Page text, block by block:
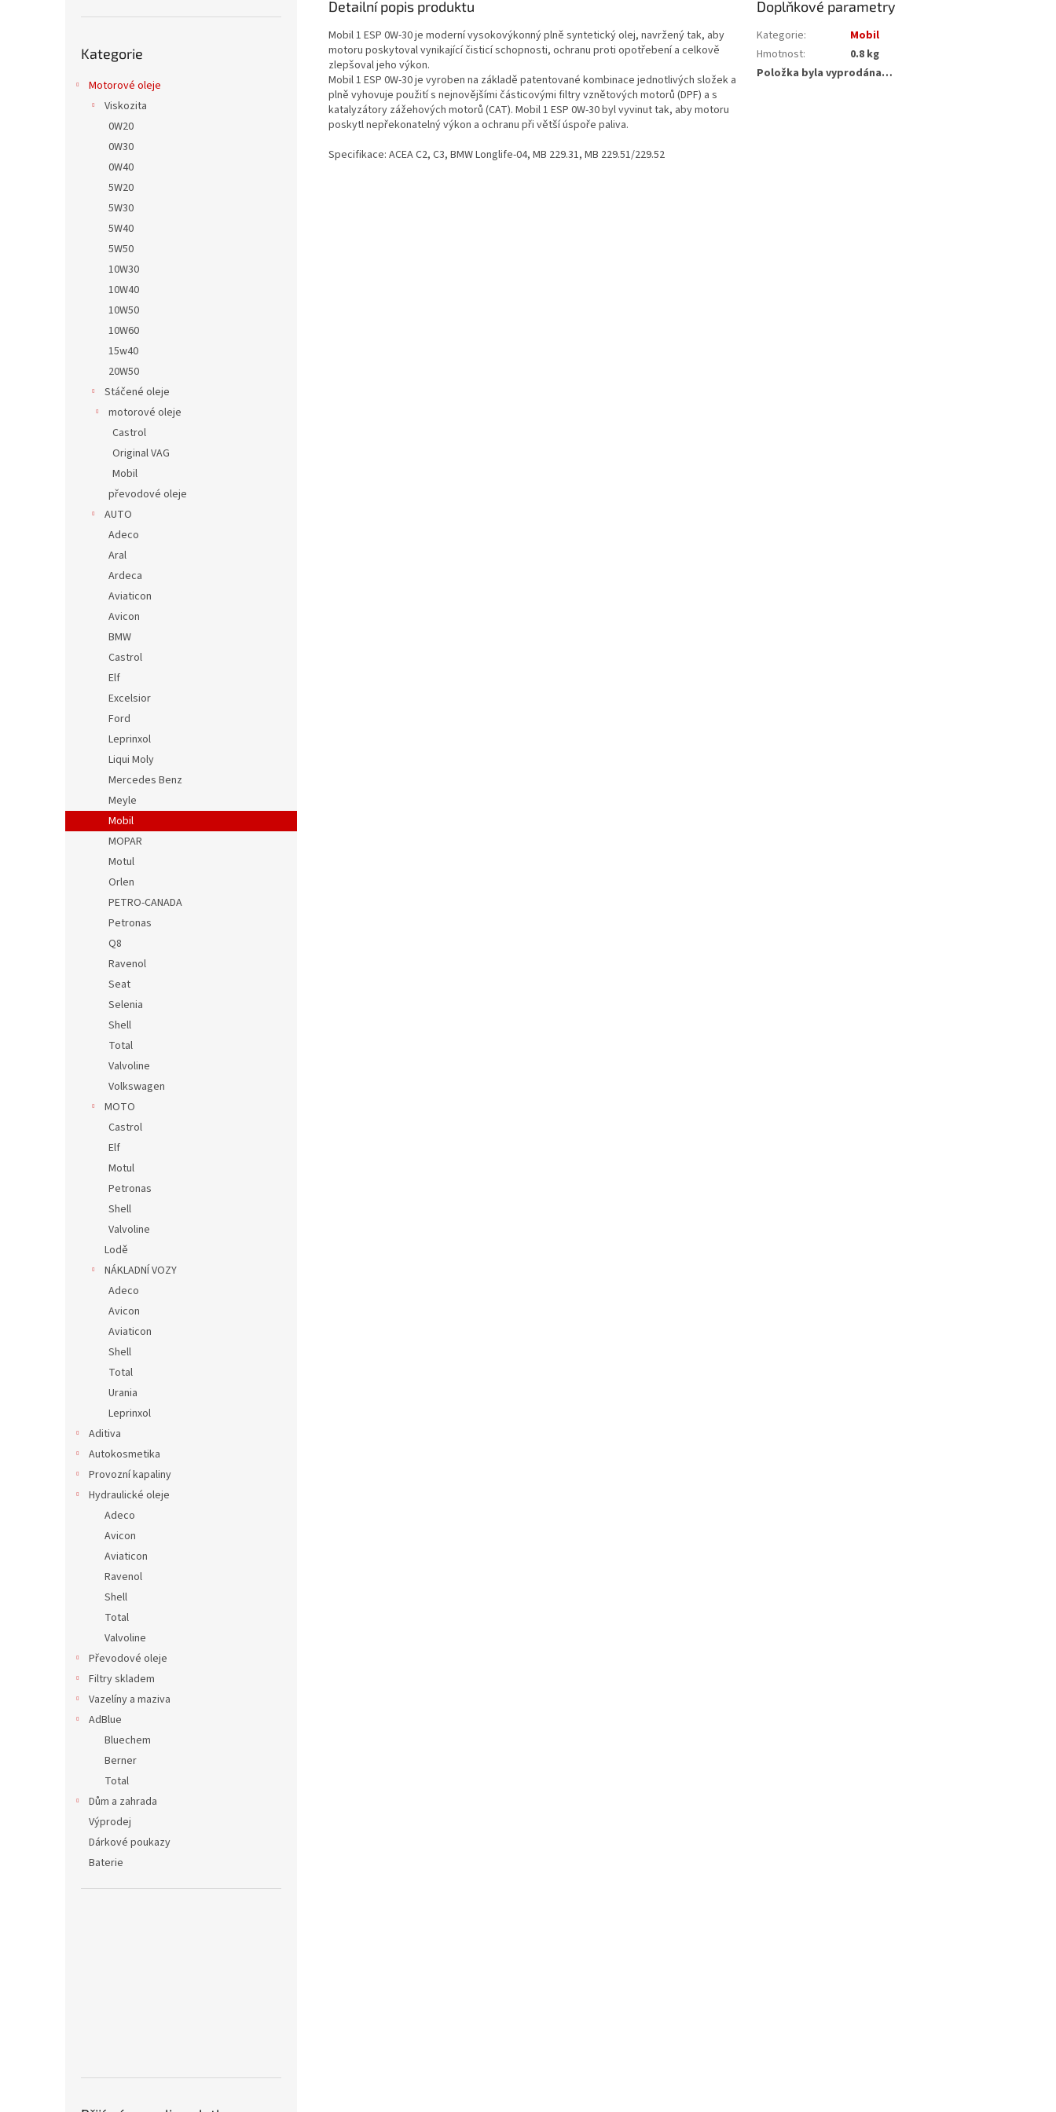
kategorie
Kategorie
Motorové oleje
Viskozita
0W20
0W30
0W40
5W20
5W30
5W40
5W50
10W30
10W40
10W50
10W60
15w40
20W50
Stáčené oleje
motorové oleje
Castrol
Original VAG
Mobil
převodové oleje
AUTO
Adeco
Aral
Ardeca
Aviaticon
Avicon
BMW
Castrol
Elf
Excelsior
Ford
Leprinxol
Liqui Moly
Mercedes Benz
Meyle
Mobil
MOPAR
Motul
Orlen
PETRO-CANADA
Petronas
Q8
Ravenol
Seat
Selenia
Shell
Total
Valvoline
Volkswagen
MOTO
Castrol
Elf
Motul
Petronas
Shell
Valvoline
Lodě
NÁKLADNÍ VOZY
Adeco
Avicon
Aviaticon
Shell
Total
Urania
Leprinxol
Aditiva
Autokosmetika
Provozní kapaliny
Hydraulické oleje
Adeco
Avicon
Aviaticon
Ravenol
Shell
Total
Valvoline
Převodové oleje
Filtry skladem
Vazelíny a maziva
AdBlue
Bluechem
Berner
Total
Dům a zahrada
Výprodej
Dárkové poukazy
Baterie
Detailní popis produktu
Mobil 1 ESP 0W-30 je moderní vysokovýkonný plně syntetický olej, navržený tak, aby
motoru poskytoval vynikající čisticí schopnosti, ochranu proti opotřebení a celkově
zlepšoval jeho výkon.
Mobil 1 ESP 0W-30 je vyroben na základě patentované kombinace jednotlivých složek a
plně vyhovuje použití s nejnovějšími částicovými filtry vznětových motorů (DPF) a s
katalyzátory zážehových motorů (CAT). Mobil 1 ESP 0W-30 byl vyvinut tak, aby motoru
poskytl nepřekonatelný výkon a ochranu při větší úspoře paliva.
Specifikace: ACEA C2, C3, BMW Longlife-04, MB 229.31, MB 229.51/229.52
Doplňkové parametry
Kategorie:
Mobil
Hmotnost:
0.8 kg
Položka byla vyprodána…